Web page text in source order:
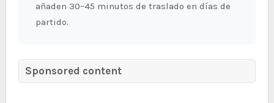
añaden 30–45 minutos de traslado en días de
partido.
Sponsored content